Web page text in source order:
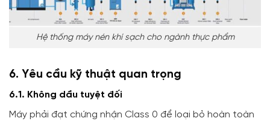
Hệ thống máy nén khí sạch cho ngành thực phẩm
6. Yêu cầu kỹ thuật quan trọng
6.1. Không dầu tuyệt đối
Máy phải đạt chứng nhận Class 0 để loại bỏ hoàn toàn